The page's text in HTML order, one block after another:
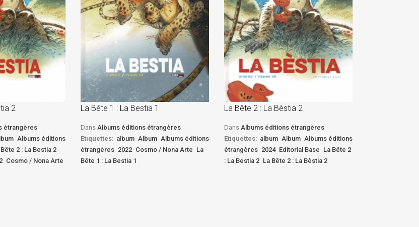
2
étrangères
Albums éditions
Bête 2 : La Bestia 2
Cosmo / Nona Arte
La Bête 1 : La Bestia 1
Dans Albums éditions étrangères
Etiquettes: album Album Albums éditions
étrangères 2022 Cosmo / Nona Arte La
Bête 1 : La Bestia 1
La Bête 2 : La Bèstia 2
Dans Albums éditions étrangères
Etiquettes: album Album Albums éditions
étrangères 2024 Editorial Base La Bête 2
: La Bestia 2 La Bête 2 : La Bèstia 2